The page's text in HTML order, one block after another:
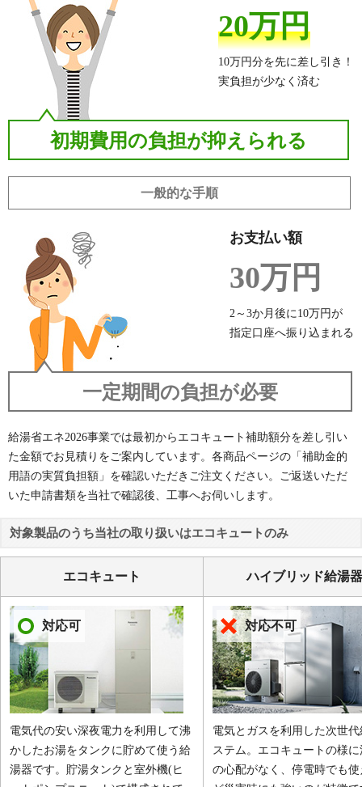
20万円
10万円分を先に差し引き！
実負担が少なく済む
初期費用の負担が抑えられる
一般的な手順
お支払い額
30万円
2～3か月後に10万円が
指定口座へ振り込まれる
一定期間の負担が必要
給湯省エネ2026事業では最初からエコキュート補助額分を差し引い
た金額でお見積りをご案内しています。各商品ページの「補助金的
用語の実質負担額」を確認いただきご注文ください。ご返送いただ
いた申請書類を当社で確認後、工事へお伺いします。
対象製品のうち当社の取り扱いはエコキュートのみ
エコキュート ハイブリッド給湯器
対応可
電気代の安い深夜電力を利用して沸
かしたお湯をタンクに貯めて使う給
湯器です。貯湯タンクと室外機(ヒ
対応不可
電気とガスを利用した次世
ステム。エコキュートの様
の心配がなく、停電時でも